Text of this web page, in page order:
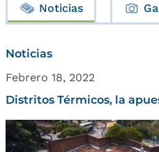
Noticias
Noticias
Febrero 18, 2022
Distritos Térmicos, la